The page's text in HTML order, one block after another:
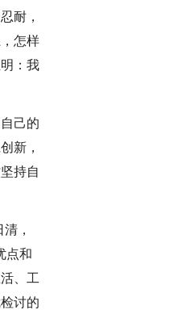
耐，
怎样
：我
己的
新，
持自
，
点和
、工
讨的